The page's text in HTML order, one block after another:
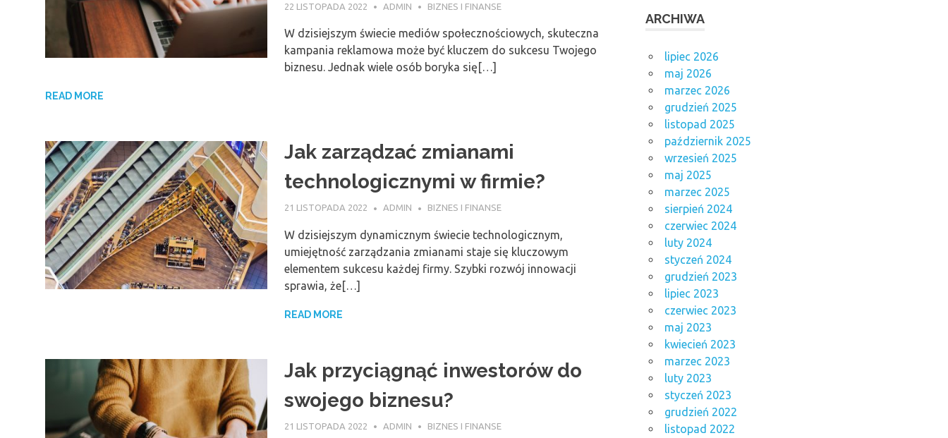
22 LISTOPADA 2022 ADMIN BIZNES I FINANSE
W dzisiejszym świecie mediów społecznościowych, skuteczna
kampania reklamowa może być kluczem do sukcesu Twojego
biznesu. Jednak wiele osób boryka się[…]
READ MORE
Jak zarządzać zmianami
technologicznymi w firmie?
21 LISTOPADA 2022 ADMIN BIZNES I FINANSE
W dzisiejszym dynamicznym świecie technologicznym,
umiejętność zarządzania zmianami staje się kluczowym
elementem sukcesu każdej firmy. Szybki rozwój innowacji
sprawia, że[…]
READ MORE
Jak przyciągnąć inwestorów do
swojego biznesu?
21 LISTOPADA 2022 ADMIN BIZNES I FINANSE
ARCHIWA
lipiec 2026
maj 2026
marzec 2026
grudzień 2025
listopad 2025
październik 2025
wrzesień 2025
maj 2025
marzec 2025
sierpień 2024
czerwiec 2024
luty 2024
styczeń 2024
grudzień 2023
lipiec 2023
czerwiec 2023
maj 2023
kwiecień 2023
marzec 2023
luty 2023
styczeń 2023
grudzień 2022
listopad 2022